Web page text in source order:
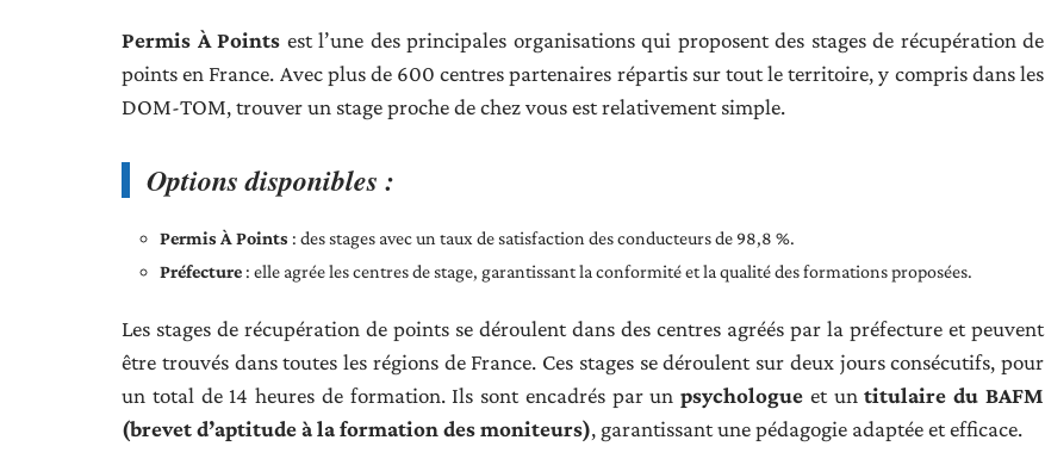
Permis À Points est l’une des principales organisations qui proposent des stages de récupération de
points en France. Avec plus de 600 centres partenaires répartis sur tout le territoire, y compris dans les
DOM-TOM, trouver un stage proche de chez vous est relativement simple.
Options disponibles :
Permis À Points : des stages avec un taux de satisfaction des conducteurs de 98,8 %.
Préfecture : elle agrée les centres de stage, garantissant la conformité et la qualité des formations proposées.
Les stages de récupération de points se déroulent dans des centres agréés par la préfecture et peuvent
être trouvés dans toutes les régions de France. Ces stages se déroulent sur deux jours consécutifs, pour
un total de 14 heures de formation. Ils sont encadrés par unpsychologue et untitulaire du BAFM
(brevet d’aptitude à la formation des moniteurs), garantissant une pédagogie adaptée et efficace.